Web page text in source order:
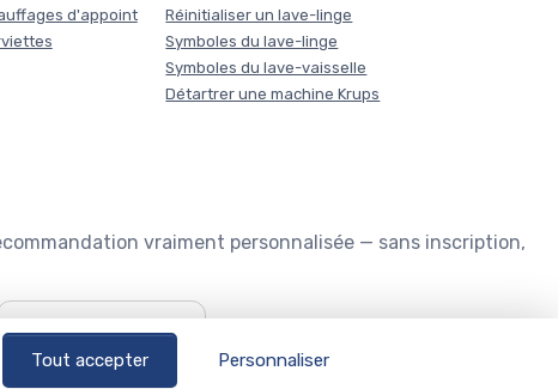
d'appoint
Réinitialiser un lave-linge
Symboles du lave-linge
Symboles du lave-vaisselle
Détartrer une machine Krups
vraiment personnalisée — sans inscription,
🏊
Quel robot piscine ?
Tout accepter Personnaliser